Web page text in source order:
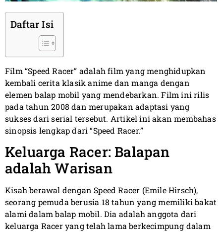
Daftar Isi
Film “Speed Racer” adalah film yang menghidupkan
kembali cerita klasik anime dan manga dengan
elemen balap mobil yang mendebarkan. Film ini rilis
pada tahun 2008 dan merupakan adaptasi yang
sukses dari serial tersebut. Artikel ini akan membahas
sinopsis lengkap dari “Speed Racer.”
Keluarga Racer: Balapan
adalah Warisan
Kisah berawal dengan Speed Racer (Emile Hirsch),
seorang pemuda berusia 18 tahun yang memiliki bakat
alami dalam balap mobil. Dia adalah anggota dari
keluarga Racer yang telah lama berkecimpung dalam